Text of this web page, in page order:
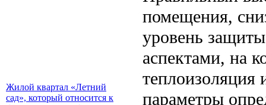
Жилой квартал «Летний
сад», который относится к
помещения,
уровень
аспектами, на
теплоизоляция
параметры